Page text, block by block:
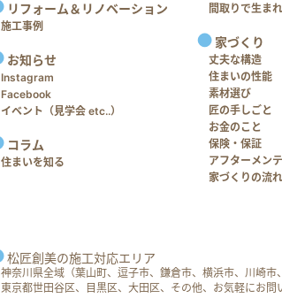
リフォーム＆リノベーション
施工事例
お知らせ
Instagram
Facebook
イベント（見学会 etc..）
コラム
住まいを知る
間取りで生ま
家づくり
丈夫な構造
住まいの性能
素材選び
匠の手しごと
お金のこと
保険・保証
アフターメン
家づくりの流れ
松匠創美の施工対応エリア
神奈川県全域（葉山町、逗子市、鎌倉市、横浜市、川崎市
東京都世田谷区、目黒区、大田区、その他、お気軽にお